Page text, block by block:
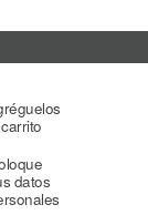
datos